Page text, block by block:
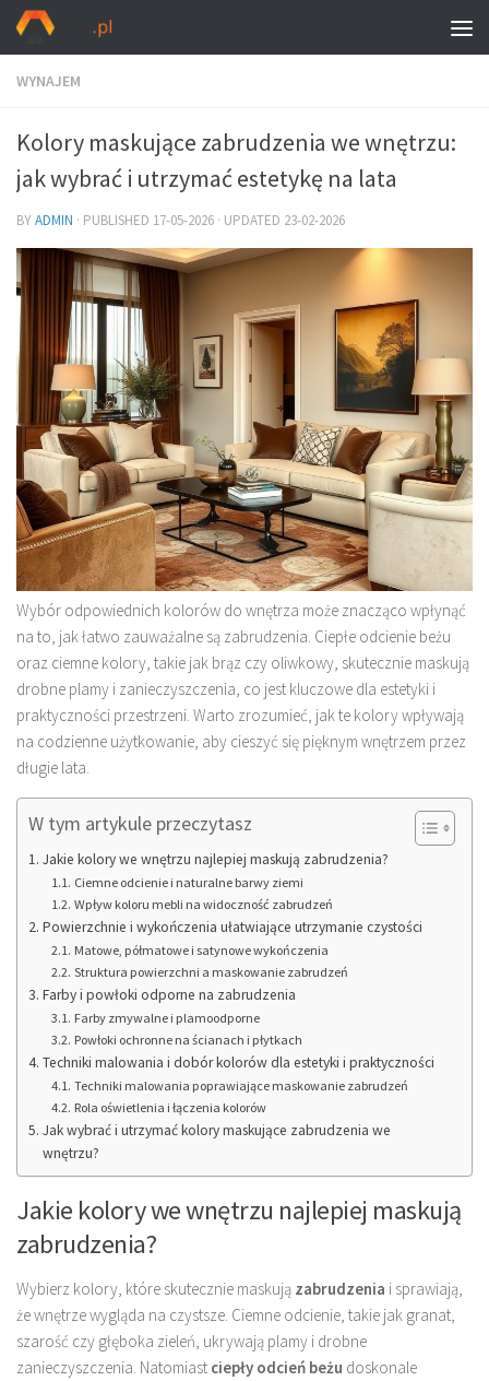
WYNAJEM
Kolory maskujące zabrudzenia we wnętrzu:
jak wybrać i utrzymać estetykę na lata
BYADMIN · PUBLISHED 17-05-2026 · UPDATED 23-02-2026
Wybór odpowiednich kolorów do wnętrza może znacząco wpłynąć
na to, jak łatwo zauważalne są zabrudzenia. Ciepłe odcienie beżu
oraz ciemne kolory, takie jak brąz czy oliwkowy, skutecznie maskują
drobne plamy i zanieczyszczenia, co jest kluczowe dla estetyki i
praktyczności przestrzeni. Warto zrozumieć, jak te kolory wpływają
na codzienne użytkowanie, aby cieszyć się pięknym wnętrzem przez
długie lata.
W tym artykule przeczytasz
Jakie kolory we wnętrzu najlepiej maskują zabrudzenia?
Ciemne odcienie i naturalne barwy ziemi
Wpływ koloru mebli na widoczność zabrudzeń
Powierzchnie i wykończenia ułatwiające utrzymanie czystości
Matowe, półmatowe i satynowe wykończenia
Struktura powierzchni a maskowanie zabrudzeń
Farby i powłoki odporne na zabrudzenia
Farby zmywalne i plamoodporne
Powłoki ochronne na ścianach i płytkach
Techniki malowania i dobór kolorów dla estetyki i praktyczności
Techniki malowania poprawiające maskowanie zabrudzeń
Rola oświetlenia i łączenia kolorów
Jak wybrać i utrzymać kolory maskujące zabrudzenia we
wnętrzu?
Jakie kolory we wnętrzu najlepiej maskują
zabrudzenia?
Wybierz kolory, które skutecznie maskują zabrudzenia i sprawiają,
że wnętrze wygląda na czystsze. Ciemne odcienie, takie jak granat,
szarość czy głęboka zieleń, ukrywają plamy i drobne
zanieczyszczenia. Natomiast ciepły odcień beżu doskonale